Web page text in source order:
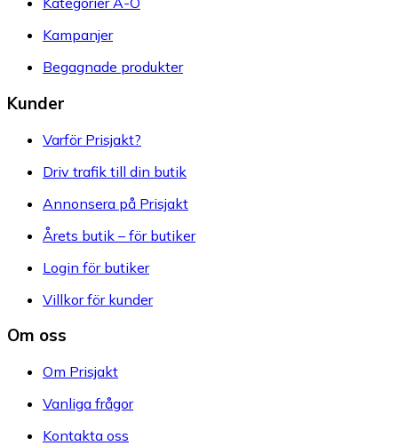
Kampanjer
Begagnade produkter
Kunder
Varför Prisjakt?
Driv trafik till din butik
Annonsera på Prisjakt
Årets butik – för butiker
Login för butiker
Villkor för kunder
Om oss
Om Prisjakt
Vanliga frågor
Kontakta oss